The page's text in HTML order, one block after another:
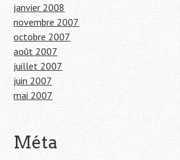
janvier 2008
novembre 2007
octobre 2007
août 2007
juillet 2007
juin 2007
mai 2007
Méta